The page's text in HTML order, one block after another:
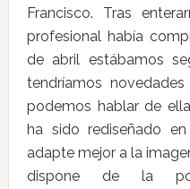
Francisco. Tras
profesional había
de abril estábamos
tendríamos
podemos hablar de
ha sido rediseñado
adapte mejor a la
dispone de la